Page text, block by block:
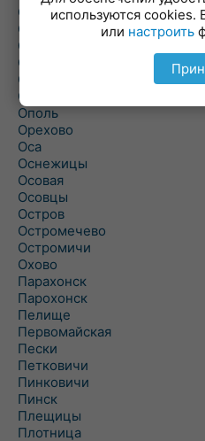
Озяты
Олтуш
Ольманы
Ольпень
Ольшаны
Омельная
Ополь
Орехово
Оса
Оснежицы
Осовая
Осовцы
Остров
Остромечево
Остромичи
Охово
Парахонск
Парохонск
Пелище
Первомайская
Пески
Петковичи
Пинковичи
Пинск
Плещицы
Плотница
используются
или настроить